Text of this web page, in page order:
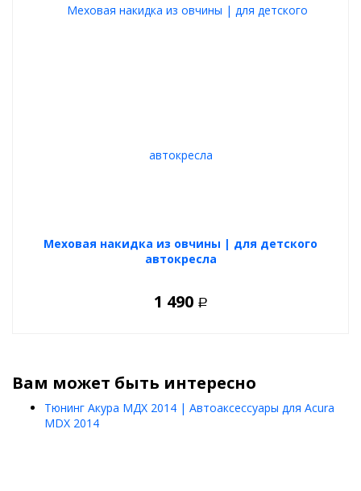
Меховая накидка из овчины | для детского
автокресла
1 490 Р
Вам может быть интересно
Тюнинг Акура МДХ 2014 | Автоаксессуары для Acura
MDX 2014